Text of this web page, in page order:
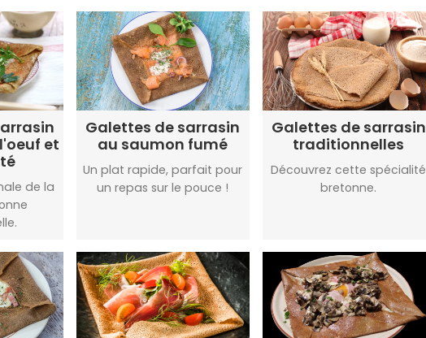
et
de la
Galettes de sarrasin
au saumon fumé
Un plat rapide, parfait pour
un repas sur le pouce !
Galettes de sarrasin
traditionnelles
Découvrez cette spécialité
bretonne.